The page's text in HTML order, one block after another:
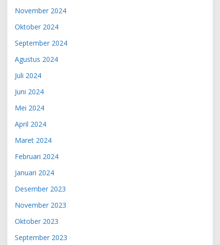
November 2024
Oktober 2024
September 2024
Agustus 2024
Juli 2024
Juni 2024
Mei 2024
April 2024
Maret 2024
Februari 2024
Januari 2024
Desember 2023
November 2023
Oktober 2023
September 2023